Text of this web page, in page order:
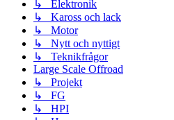
↳ Elektronik
↳ Kaross och lack
↳ Motor
↳ Nytt och nyttigt
↳ Teknikfrågor
Large Scale Offroad
↳ Projekt
↳ FG
↳ HPI